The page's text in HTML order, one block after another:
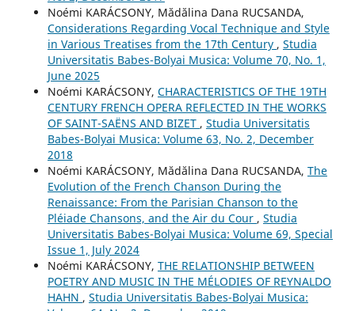
Noémi KARÁCSONY, Mădălina Dana RUCSANDA,
Considerations Regarding Vocal Technique and Style
in Various Treatises from the 17th Century , Studia
Universitatis Babes-Bolyai Musica: Volume 70, No. 1,
June 2025
Noémi KARÁCSONY, CHARACTERISTICS OF THE 19TH
CENTURY FRENCH OPERA REFLECTED IN THE WORKS
OF SAINT-SAËNS AND BIZET , Studia Universitatis
Babes-Bolyai Musica: Volume 63, No. 2, December
2018
Noémi KARÁCSONY, Mădălina Dana RUCSANDA, The
Evolution of the French Chanson During the
Renaissance: From the Parisian Chanson to the
Pléiade Chansons, and the Air du Cour , Studia
Universitatis Babes-Bolyai Musica: Volume 69, Special
Issue 1, July 2024
Noémi KARÁCSONY, THE RELATIONSHIP BETWEEN
POETRY AND MUSIC IN THE MÉLODIES OF REYNALDO
HAHN , Studia Universitatis Babes-Bolyai Musica: